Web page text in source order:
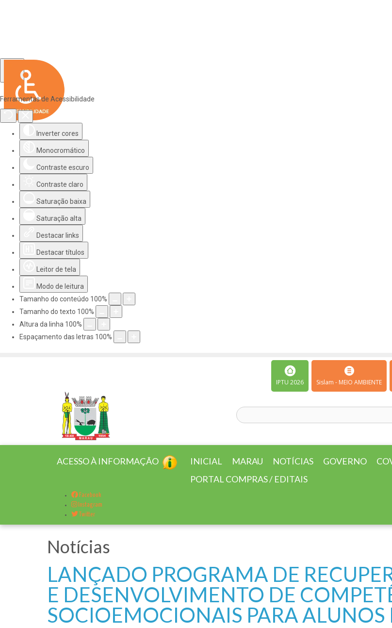
Ferramentas de Acessibilidade
Inverter cores
Monocromático
Contraste escuro
Contraste claro
Saturação baixa
Saturação alta
Destacar links
Destacar títulos
Leitor de tela
Modo de leitura
Tamanho do conteúdo 100%
Tamanho do texto 100%
Altura da linha 100%
Espaçamento das letras 100%
IPTU 2026 Sislam - MEIO AMBIENTE
ACESSO À INFORMAÇÃO INICIAL MARAU NOTÍCIAS GOVERNO
PORTAL COMPRAS / EDITAIS
Facebook
Instagram
Twitter
Notícias
LANÇADO PROGRAMA DE
E DESENVOLVIMENTO DE
SOCIOEMOCIONAIS PARA